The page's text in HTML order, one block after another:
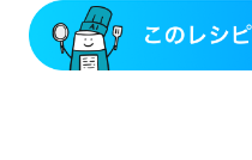
妊婦健診・血糖値が気になる
妊娠糖尿病(初期)
産後（母
産後（ミルク）